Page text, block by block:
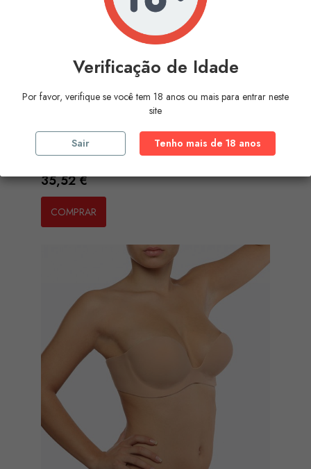
BYE-BRA - GALA BRA CUP A BEIGE
Preço
35,52 €
COMPRAR
Verificação de Idade
Por favor, verifique se você tem 18 anos ou mais para entrar neste
site
Sair Tenho mais de 18 anos